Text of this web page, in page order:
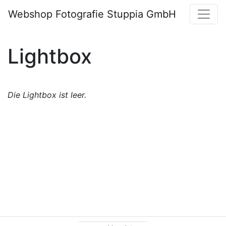
Webshop Fotografie Stuppia GmbH
Lightbox
Die Lightbox ist leer.